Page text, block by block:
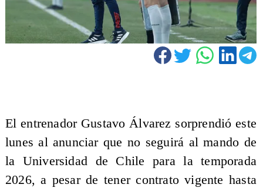
El entrenador Gustavo Álvarez sorprendió este
lunes al anunciar que no seguirá al mando de
la Universidad de Chile para la temporada
2026, a pesar de tener contrato vigente hasta